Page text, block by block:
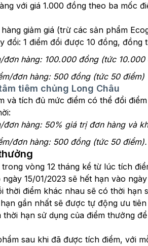
với giá 1.000 đồng theo ba mốc
giảm giá (trừ các sản phẩm
đổi: 1 điểm đổi được 10 đồng, đồng
hàng: 100.000 đồng (tức 10.000
đơn hàng: 500 đồng (tức 50 điểm)
tiêm chủng Long Châu
và tích đủ mức điểm có thể đổi
hàng: 50% giá trị đơn hàng và
đơn hàng: 500 đồng (tức 50 điểm).
vòng 12 tháng kể từ lúc tích
15/01/2023 sẽ hết hạn vào ngày
thời điểm khác nhau sẽ có thời hạn
gần nhất sẽ được tự động ưu
hạn sử dụng của điểm thưởng
sau khi đã được tích điểm, với